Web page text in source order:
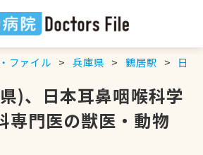
ファイル 兵庫県 鶴居駅 日本
)、日本耳鼻咽喉科学
専門医の獣医・動物